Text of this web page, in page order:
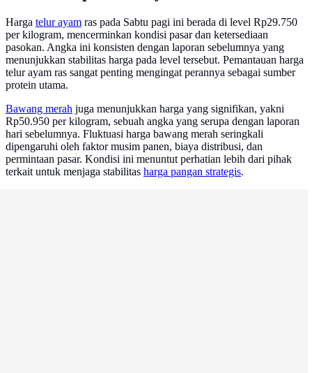
Harga telur ayam ras pada Sabtu pagi ini berada di level Rp29.750
per kilogram, mencerminkan kondisi pasar dan ketersediaan
pasokan. Angka ini konsisten dengan laporan sebelumnya yang
menunjukkan stabilitas harga pada level tersebut. Pemantauan harga
telur ayam ras sangat penting mengingat perannya sebagai sumber
protein utama.
Bawang merah juga menunjukkan harga yang signifikan, yakni
Rp50.950 per kilogram, sebuah angka yang serupa dengan laporan
hari sebelumnya. Fluktuasi harga bawang merah seringkali
dipengaruhi oleh faktor musim panen, biaya distribusi, dan
permintaan pasar. Kondisi ini menuntut perhatian lebih dari pihak
terkait untuk menjaga stabilitas harga pangan strategis.